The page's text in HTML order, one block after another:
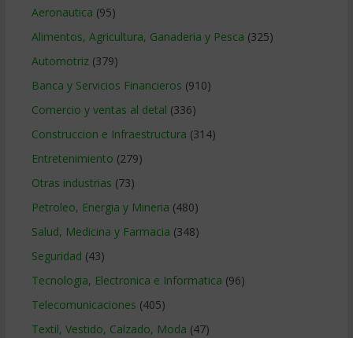
Aeronautica (95)
Alimentos, Agricultura, Ganaderia y Pesca (325)
Automotriz(379)
Banca y Servicios Financieros (910)
Comercio y ventas al detal (336)
Construccion e Infraestructura (314)
Entretenimiento (279)
Otras industrias (73)
Petroleo, Energia y Mineria (480)
Salud, Medicina y Farmacia (348)
Seguridad (43)
Tecnologia, Electronica e Informatica (96)
Telecomunicaciones (405)
Textil, Vestido, Calzado, Moda (47)